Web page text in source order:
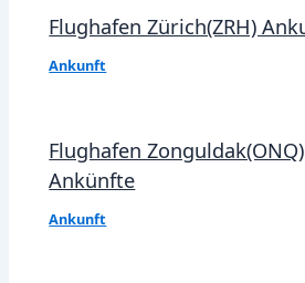
Flughafen Zürich(ZRH)
Ankunft
Flughafen
Ankünfte
Ankunft